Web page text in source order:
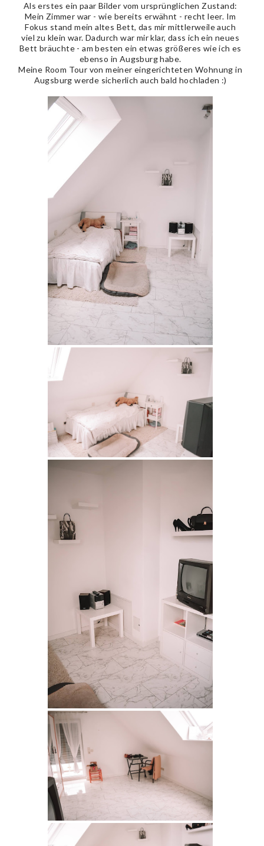
Als erstes ein paar Bilder vom ursprünglichen Zustand:
Mein Zimmer war - wie bereits erwähnt - recht leer. Im
Fokus stand mein altes Bett, das mir mittlerweile auch
viel zu klein war. Dadurch war mir klar, dass ich ein neues
Bett bräuchte - am besten ein etwas größeres wie ich es
ebenso in Augsburg habe.
Meine Room Tour von meiner eingerichteten Wohnung in
Augsburg werde sicherlich auch bald hochladen :)